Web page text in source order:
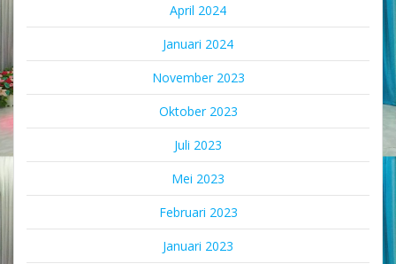
April 2024
Januari 2024
November 2023
Oktober 2023
Juli 2023
Mei 2023
Februari 2023
Januari 2023